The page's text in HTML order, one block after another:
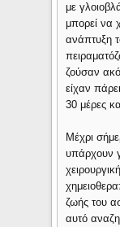
με
μπορεί να
ανάπτυξη
ζούσαν
είχαν
30 μέρες
Μέχρι
υπάρχουν
ζωής του
αυτό